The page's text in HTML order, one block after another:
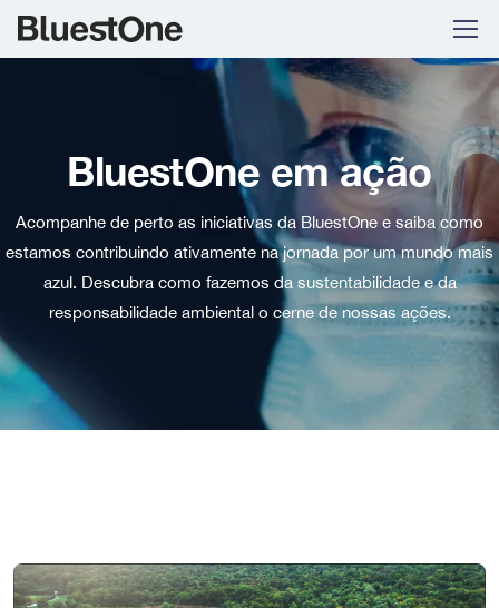
Skip to navigation
Skip to content
BluestOne em ação
Acompanhe de perto as iniciativas da BluestOne e saiba como
estamos contribuindo ativamente na jornada por um mundo mais
azul. Descubra como fazemos da sustentabilidade e da
responsabilidade ambiental o cerne de nossas ações.